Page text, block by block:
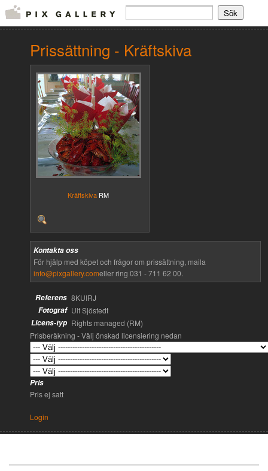
Prissättning - Kräftskiva
Kräftskiva RM
Kontakta oss
För hjälp med köpet och frågor om prissättning, maila
info@pixgallery.comeller ring 031 - 711 62 00.
Referens 8KUIRJ
Fotograf Ulf Sjöstedt
Licens-typ Rights managed (RM)
Prisberäkning - Välj önskad licensiering nedan
Pris
Pris ej satt
Login